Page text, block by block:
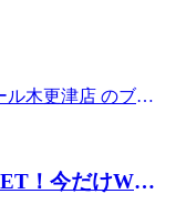
ょう！③ 疲れを溜
の良い食事を心掛
だか疲れが抜けな
けではなかなか取
月1日(月)】の空
店心よりお待ちし
、ご予約はお早め
クに~ウィングス
津２FTEL 0438-
になりやすい時
となく不調…」とい
ら身体を整えてお
、しっかり睡眠を
軽く身体を動かす
すめセルフケア3
集中力の低下やだ
がりかねません。
れには、こんな原
中の寒暖差による
トまずは日常の中
感じるような一日
体がだるい…」「疲
いのではないでし
してこの状態のま
も思いきり楽しめ
。例えば、今日か
ル木更津店 のブロ
ね。イオンモール
2026年4月26日
さこい祭り～木更
！今だけWで